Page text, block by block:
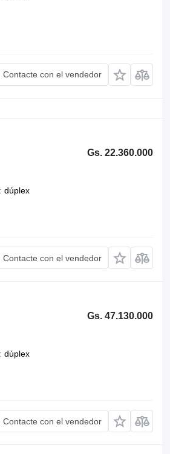
Contacte con el vendedor
Gs. 22.360.000
dúplex
Contacte con el vendedor
Gs. 47.130.000
dúplex
Contacte con el vendedor